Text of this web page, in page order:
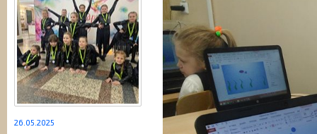
26.05.2025